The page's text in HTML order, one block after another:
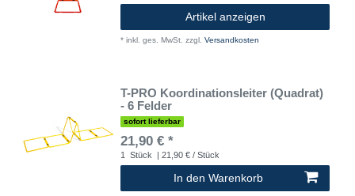
Artikel anzeigen
* inkl. ges. MwSt. zzgl. Versandkosten
T-PRO Koordinationsleiter (Quadrat)
- 6 Felder
sofort lieferbar
21,90 € *
1 Stück | 21,90 € / Stück
In den Warenkorb